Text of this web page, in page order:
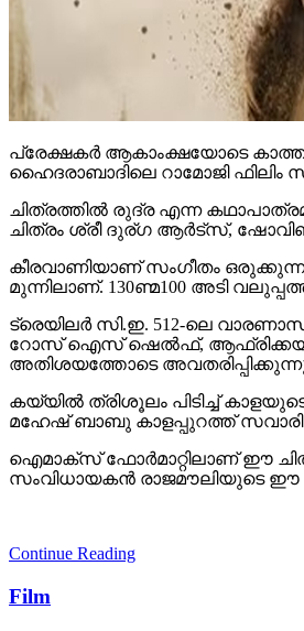
പ്രേക്ഷകര്‍ ആകാംക്ഷയോടെ
ഹൈദരാബാദിലെ റാമോജി ഫിലിം
ചിത്രത്തില്‍ രുദ്ര എന്ന
ചിത്രം ശ്രീ ദുര്ഗ ആര്‍ട്‌സ്,
കീരവാണിയാണ് സംഗീതം
മുന്നിലാണ്. 130ണ്മ100 അടി
ട്രെയിലര്‍ സി.ഇ. 512-ലെ
റോസ് ഐസ് ഷെല്‍ഫ്, ആഫ്രിക്കയിലെ
അതിശയത്തോടെ
കയ്യില്‍ ത്രിശൂലം പിടിച്ച്
മഹേഷ് ബാബു കാളപ്പുറത്ത്
ഐമാക്‌സ് ഫോര്‍മാറ്റിലാണ് ഈ
സംവിധായകന്‍ രാജമൗലിയുടെ ഈ
Continue Reading
Film